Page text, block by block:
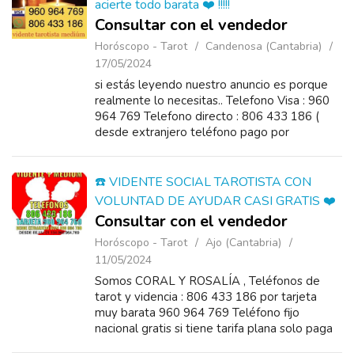
acierte todo barata ❤️ !!!!!
Consultar con el vendedor
Horóscopo - Tarot
Candenosa (Cantabria)
17/05/2024
si estás leyendo nuestro anuncio es porque
realmente lo necesitas.. Telefono Visa : 960
964 769 Telefono directo : 806 433 186 (
desde extranjero teléfono pago por
☎️ VIDENTE SOCIAL TAROTISTA CON
VOLUNTAD DE AYUDAR CASI GRATIS ❤️
Consultar con el vendedor
Horóscopo - Tarot
Ajo (Cantabria)
11/05/2024
Somos CORAL Y ROSALÍA , Teléfonos de
tarot y videncia : 806 433 186 por tarjeta
muy barata 960 964 769 Teléfono fijo
nacional gratis si tiene tarifa plana solo paga